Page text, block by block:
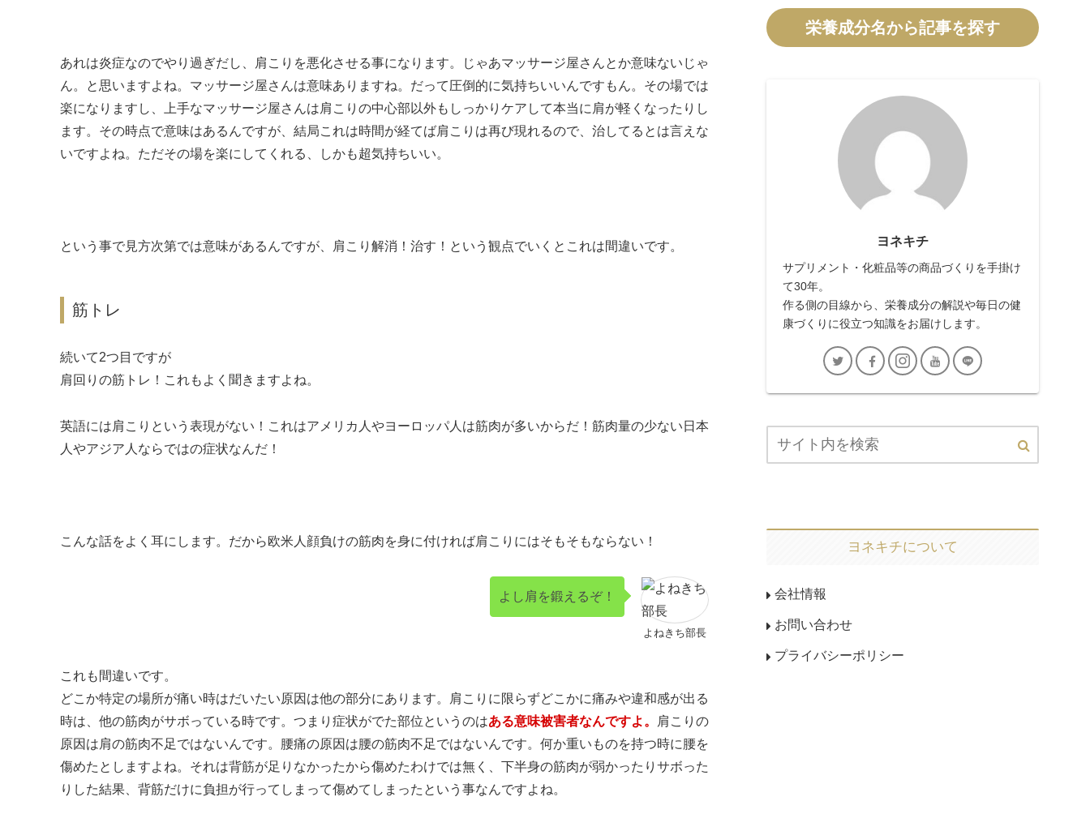
あれは炎症なのでやり過ぎだし、肩こりを悪化させる事になります。じゃあマッサージ屋さんとか意味ないじゃ
ん。と思いますよね。マッサージ屋さんは意味ありますね。だって圧倒的に気持ちいいんですもん。その場では
楽になりますし、上手なマッサージ屋さんは肩こりの中心部以外もしっかりケアして本当に肩が軽くなったりし
ます。その時点で意味はあるんですが、結局これは時間が経てば肩こりは再び現れるので、治してるとは言えな
いですよね。ただその場を楽にしてくれる、しかも超気持ちいい。
という事で見方次第では意味があるんですが、肩こり解消！治す！という観点でいくとこれは間違いです。
筋トレ
続いて2つ目ですが
肩回りの筋トレ！これもよく聞きますよね。
英語には肩こりという表現がない！これはアメリカ人やヨーロッパ人は筋肉が多いからだ！筋肉量の少ない日本
人やアジア人ならではの症状なんだ！
こんな話をよく耳にします。だから欧米人顔負けの筋肉を身に付ければ肩こりにはそもそもならない！
よねきち部長
よし肩を鍛えるぞ！
これも間違いです。
どこか特定の場所が痛い時はだいたい原因は他の部分にあります。肩こりに限らずどこかに痛みや違和感が出る
時は、他の筋肉がサボっている時です。つまり症状がでた部位というのはある意味被害者なんですよ。
肩こりの
原因は肩の筋肉不足ではないんです。腰痛の原因は腰の筋肉不足ではないんです。何か重いものを持つ時に腰を
傷めたとしますよね。それは背筋が足りなかったから傷めたわけでは無く、下半身の筋肉が弱かったりサボった
りした結果、背筋だけに負担が行ってしまって傷めてしまったという事なんですよね。
栄養成分名から記事を探す
ヨネキチ
サプリメント・化粧品等の商品づくりを手掛け
て30年。
作る側の目線から、栄養成分の解説や毎日の健
康づくりに役立つ知識をお届けします。
ヨネキチについて
会社情報
お問い合わせ
プライバシーポリシー